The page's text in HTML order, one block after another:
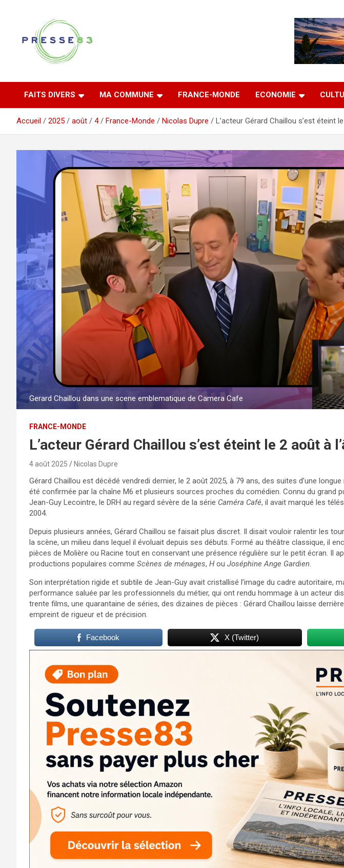
Presse 83
FAITS DIVERS MA COMMUNE FRANCE-MONDE ECONOMIE
Accueil 2025 août 4 France-Monde Nicolas Dupre L’acteur Gérard Chaillou s’est éteint
Gerard Chaillou dans une scene emblematique de Camera Cafe
FRANCE-MONDE
L’acteur Gérard Chaillou s’est éteint le 2 août à
4 août 2025 Nicolas Dupre
Gérard Chaillou est décédé vendredi dernier, le 2 août 2025, à 79 ans, des suites d’une
été confirmée par la chaîne M6 et plusieurs sources proches du comédien. Connu du grand
Jean-Guy Lecointre, le DRH au regard sévère de la série Caméra Café, il avait marqué les
2004.
Depuis plusieurs années, Gérard Chaillou se faisait plus discret. Il disait vouloir ralentir les
la scène, un milieu dans lequel il évoluait depuis ses débuts. Formé au théâtre classique, il
pièces de Molière ou Racine tout en conservant une présence régulière sur le petit écran. Il
productions populaires comme Scènes de ménages, Hou Joséphine Ange Gardien.
Son interprétation rigide et subtile de Jean-Guy avait cristallisé l’image du cadre autoritaire,
performance saluée par les professionnels du métier, qui ont rendu hommage à un acteur
trente films, une quarantaine de séries, des dizaines de pièces : Gérard Chaillou laisse
empreint de rigueur et de précision.
Facebook X (Twitter)